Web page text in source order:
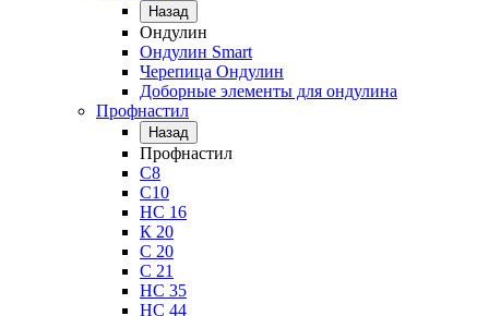
Назад
Ондулин
Ондулин Smart
Черепица Ондулин
Доборные элементы для ондулина
Профнастил
Назад
Профнастил
С8
С10
НС 16
К 20
С 20
С 21
НС 35
НС 44